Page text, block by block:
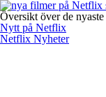
Översikt över de
Nytt på Netflix
Netflix Nyheter